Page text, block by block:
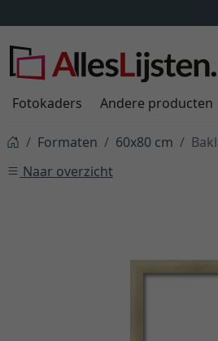
Fotokaders Andere producten
Formaten 60x80 cm
Naar overzicht